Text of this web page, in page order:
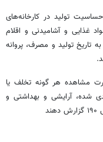
تولید در کارخانه‌های
غذایی و آشامیدنی و اقلام
تاریخ تولید و مصرف، پروانه
مشاهده هر گونه تخلف یا
شده، آرایشی و بهداشتی و